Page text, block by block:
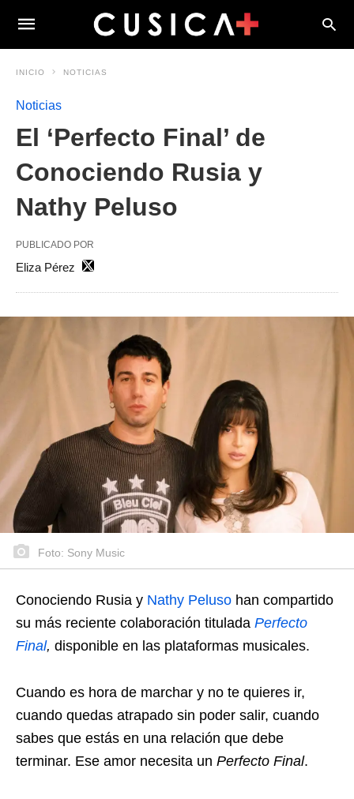
INICIO NOTICIAS
Noticias
El ‘Perfecto Final’ de
Conociendo Rusia y
Nathy Peluso
PUBLICADO POR
Eliza Pérez
Foto: Sony Music
Conociendo Rusia y Nathy Peluso han compartido
su más reciente colaboración titulada Perfecto
Final, disponible en las plataformas musicales.
Cuando es hora de marchar y no te quieres ir,
cuando quedas atrapado sin poder salir, cuando
sabes que estás en una relación que debe
terminar. Ese amor necesita un Perfecto Final.